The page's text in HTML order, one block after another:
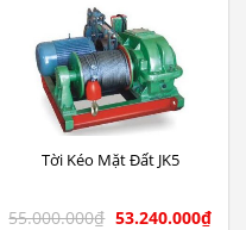
Tời Kéo Mặt Đất JK5
55.000.000₫ 53.240.000₫